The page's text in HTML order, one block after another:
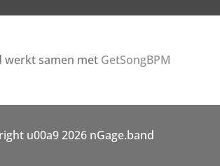
werkt samen met GetSongBPM
u00a9 2026 nGage.band